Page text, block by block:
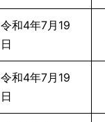
令和4年7月19
日
令和4年7月19
日